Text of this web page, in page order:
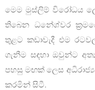
මෙම මුස්ලිම් විරෝධය
තිබෙන ධනේශ්වර
තුළට කඩාවැදී එම
ගැනීම සඳහා ඔවුන්ට
පහසු මඟක් ලෙස
කරමින් සිටී.